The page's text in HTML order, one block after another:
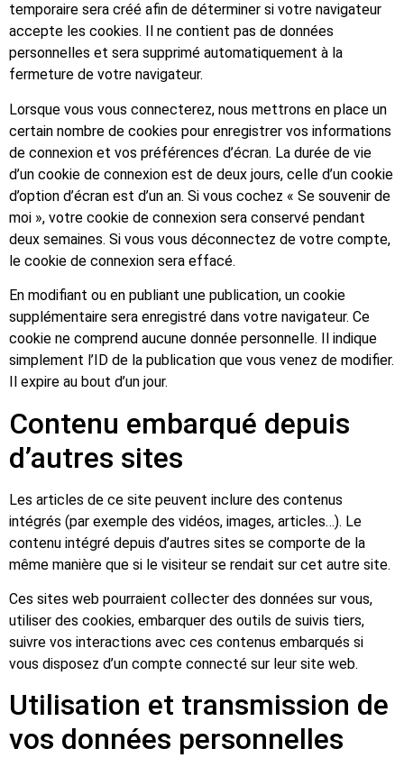
temporaire sera créé afin de déterminer si votre navigateur
accepte les cookies. Il ne contient pas de données
personnelles et sera supprimé automatiquement à la
fermeture de votre navigateur.
Lorsque vous vous connecterez, nous mettrons en place un
certain nombre de cookies pour enregistrer vos informations
de connexion et vos préférences d’écran. La durée de vie
d’un cookie de connexion est de deux jours, celle d’un cookie
d’option d’écran est d’un an. Si vous cochez « Se souvenir de
moi », votre cookie de connexion sera conservé pendant
deux semaines. Si vous vous déconnectez de votre compte,
le cookie de connexion sera effacé.
En modifiant ou en publiant une publication, un cookie
supplémentaire sera enregistré dans votre navigateur. Ce
cookie ne comprend aucune donnée personnelle. Il indique
simplement l’ID de la publication que vous venez de modifier.
Il expire au bout d’un jour.
Contenu embarqué depuis
d’autres sites
Les articles de ce site peuvent inclure des contenus
intégrés (par exemple des vidéos, images, articles…). Le
contenu intégré depuis d’autres sites se comporte de la
même manière que si le visiteur se rendait sur cet autre site.
Ces sites web pourraient collecter des données sur vous,
utiliser des cookies, embarquer des outils de suivis tiers,
suivre vos interactions avec ces contenus embarqués si
vous disposez d’un compte connecté sur leur site web.
Utilisation et transmission de
vos données personnelles